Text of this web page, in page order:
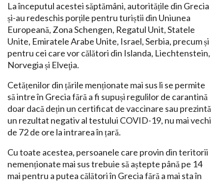
La începutul acestei săptămâni, autoritățile din Grecia
și-au redeschis porțile pentru turiștii din Uniunea
Europeană, Zona Schengen, Regatul Unit, Statele
Unite, Emiratele Arabe Unite, Israel, Serbia, precum și
pentru cei care vor călători din Islanda, Liechtenstein,
Norvegia și Elveţia.
Cetățenilor din țările menționate mai sus li se permite
să intre în Grecia fără a fi supuși regulilor de carantină
doar dacă dețin un certificat de vaccinare sau prezintă
un rezultat negativ al testului COVID-19, nu mai vechi
de 72 de ore la intrarea în țară.
Cu toate acestea, persoanele care provin din teritorii
nemenționate mai sus trebuie să aștepte până pe 14
mai pentru a putea călători în Grecia fără a mai sta în